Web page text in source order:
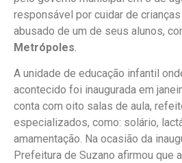
responsável por cuidar de
abusado de um de seus alunos,
Metrópoles.
A unidade de educação infantil
acontecido foi inaugurada em
conta com oito salas de aula,
especializados, como: solário,
amamentação. Na ocasião da
Prefeitura de Suzano afirmou que